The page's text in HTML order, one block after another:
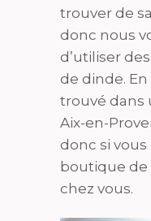
trouver de
donc nous
d’utiliser
de dinde.
trouvé dans
Aix-en-
donc si vous
boutique de
chez vous.